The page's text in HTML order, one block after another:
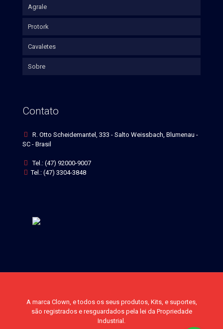
Agrale
Protork
Cavaletes
Sobre
Contato
R. Otto Scheidemantel, 333 - Salto Weissbach, Blumenau -
SC - Brasil
Tel.: (47) 92000-9007
Tel.: (47) 3304-3848
A marca Clown, e todos os seus produtos, Kits, e suportes,
são registrados e resguardados pela lei da Propriedade
Industrial.